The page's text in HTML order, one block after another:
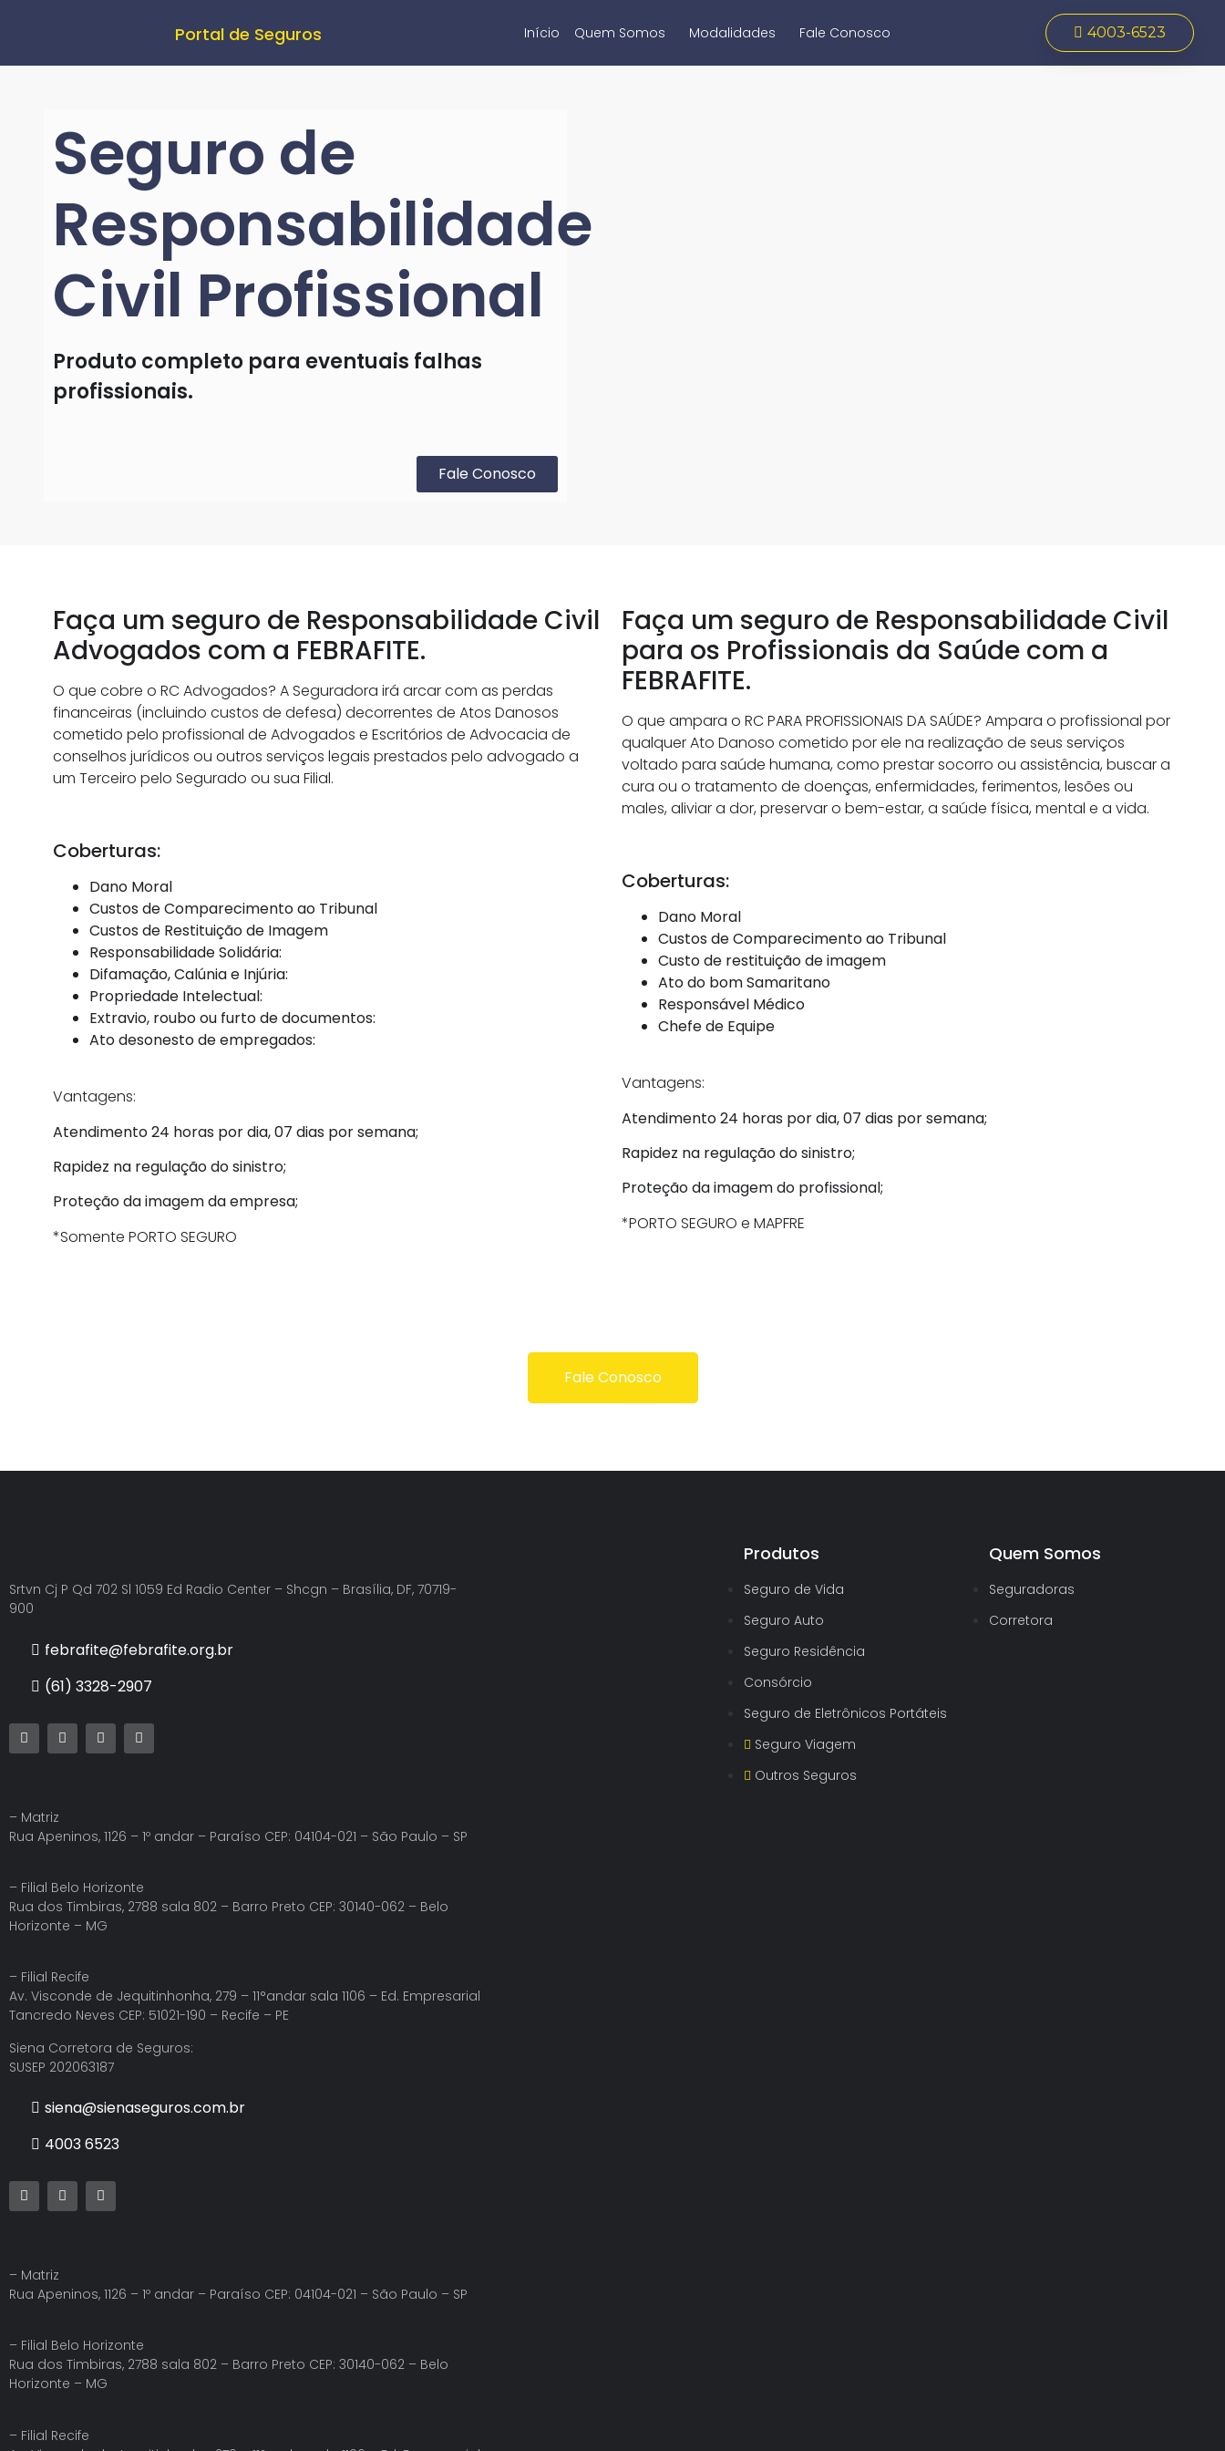
Portal de Seguros Início Quem Somos Modalidades Fale Conosco 4003-6523
Seguro de
Responsabilidade
Civil Profissional
Produto completo para eventuais falhas
profissionais.
Fale Conosco
Faça um seguro de Responsabilidade Civil
Advogados com a FEBRAFITE.
O que cobre o RC Advogados? A Seguradora irá arcar com as perdas
financeiras (incluindo custos de defesa) decorrentes de Atos Danosos
cometido pelo profissional de Advogados e Escritórios de Advocacia de
conselhos jurídicos ou outros serviços legais prestados pelo advogado a
um Terceiro pelo Segurado ou sua Filial.
Coberturas:
Dano Moral
Custos de Comparecimento ao Tribunal
Custos de Restituição de Imagem
Responsabilidade Solidária:
Difamação, Calúnia e Injúria:
Propriedade Intelectual:
Extravio, roubo ou furto de documentos:
Ato desonesto de empregados:
Vantagens:
Atendimento 24 horas por dia, 07 dias por semana;
Rapidez na regulação do sinistro;
Proteção da imagem da empresa;
*Somente PORTO SEGURO
Faça um seguro de Responsabilidade Civil
para os Profissionais da Saúde com a
FEBRAFITE.
O que ampara o RC PARA PROFISSIONAIS DA SAÚDE? Ampara o profissional por
qualquer Ato Danoso cometido por ele na realização de seus serviços
voltado para saúde humana, como prestar socorro ou assistência, buscar a
cura ou o tratamento de doenças, enfermidades, ferimentos, lesões ou
males, aliviar a dor, preservar o bem-estar, a saúde física, mental e a vida.
Coberturas:
Dano Moral
Custos de Comparecimento ao Tribunal
Custo de restituição de imagem
Ato do bom Samaritano
Responsável Médico
Chefe de Equipe
Vantagens:
Atendimento 24 horas por dia, 07 dias por semana;
Rapidez na regulação do sinistro;
Proteção da imagem do profissional;
*PORTO SEGURO e MAPFRE
Fale Conosco
Srtvn Cj P Qd 702 Sl 1059 Ed Radio Center – Shcgn – Brasília, DF, 70719-
900
febrafite@febrafite.org.br
(61) 3328-2907
– Matriz
Rua Apeninos, 1126 – 1º andar – Paraíso CEP: 04104-021 – São Paulo – SP
– Filial Belo Horizonte
Rua dos Timbiras, 2788 sala 802 – Barro Preto CEP: 30140-062 – Belo
Horizonte – MG
– Filial Recife
Av. Visconde de Jequitinhonha, 279 – 11°andar sala 1106 – Ed. Empresarial
Tancredo Neves CEP: 51021-190 – Recife – PE
Siena Corretora de Seguros:
SUSEP 202063187
siena@sienaseguros.com.br
4003 6523
– Matriz
Rua Apeninos, 1126 – 1º andar – Paraíso CEP: 04104-021 – São Paulo – SP
– Filial Belo Horizonte
Rua dos Timbiras, 2788 sala 802 – Barro Preto CEP: 30140-062 – Belo
Horizonte – MG
– Filial Recife
Produtos
Seguro de Vida
Seguro Auto
Seguro Residência
Consórcio
Seguro de Eletrônicos Portáteis
Seguro Viagem
Outros Seguros
Quem Somos
Seguradoras
Corretora